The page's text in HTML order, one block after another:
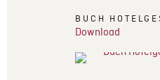
BUCH
Download